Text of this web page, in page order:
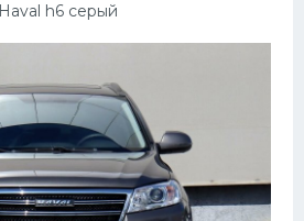
Haval h6 серый